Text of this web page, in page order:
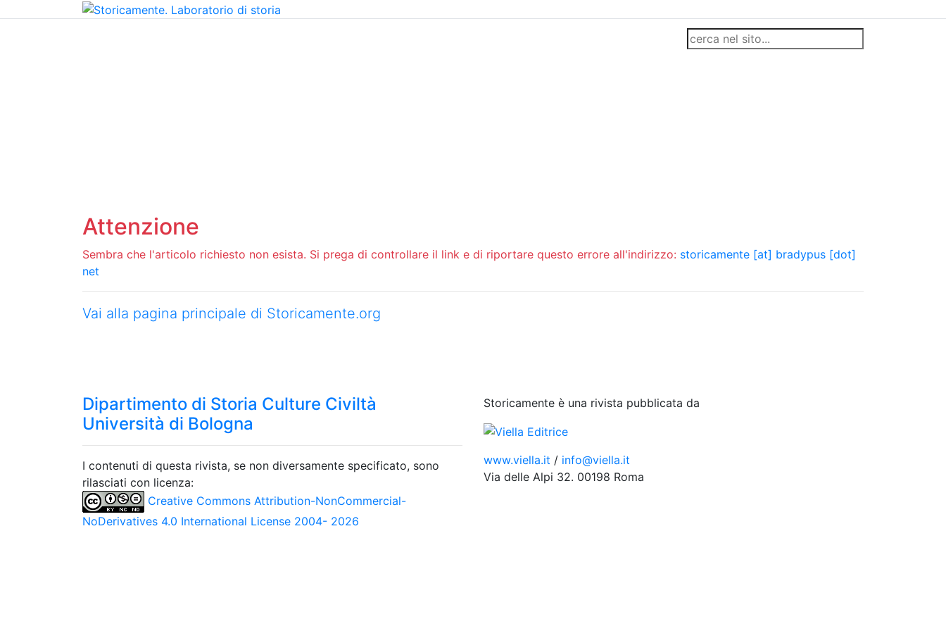
Attenzione
Sembra che l'articolo richiesto non esista. Si prega di controllare il link e di riportare questo errore all'indirizzo: storicamente [at] bradypus [dot]
net
Vai alla pagina principale di Storicamente.org
Dipartimento di Storia Culture Civiltà
Università di Bologna
I contenuti di questa rivista, se non diversamente specificato, sono
rilasciati con licenza:
Creative Commons Attribution-NonCommercial-
NoDerivatives 4.0 International License 2004- 2026
Storicamente è una rivista pubblicata da
www.viella.it / info@viella.it
Via delle Alpi 32. 00198 Roma